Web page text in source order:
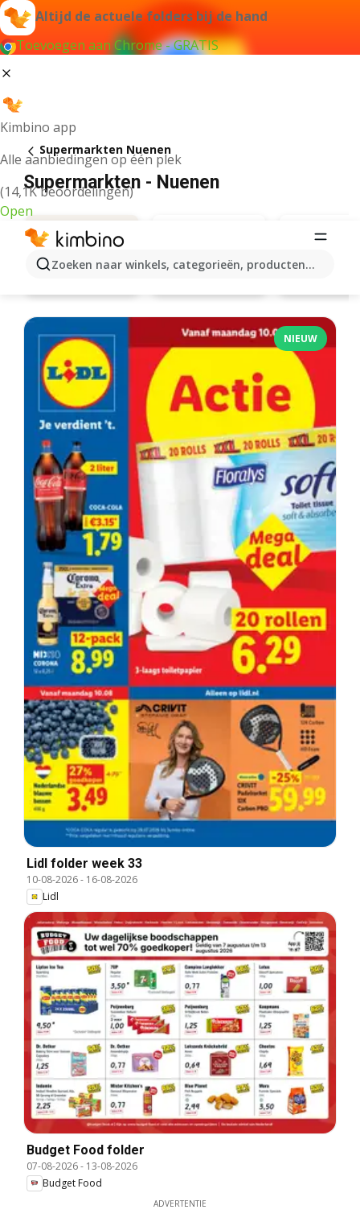
Altijd de actuele folders bij de hand
Toevoegen aan Chrome - GRATIS
Kimbino app
Alle aanbiedingen op één plek
(14,1K beoordelingen)
Open
Zoeken naar winkels, categorieën, producten...
Supermarkten Nuenen
Supermarkten - Nuenen
Albert Heijn
NIEUW
Lidl folder week 33
10-08-2026- 16-08-2026
Lidl
Budget Food folder
07-08-2026- 13-08-2026
Budget Food
ADVERTENTIE